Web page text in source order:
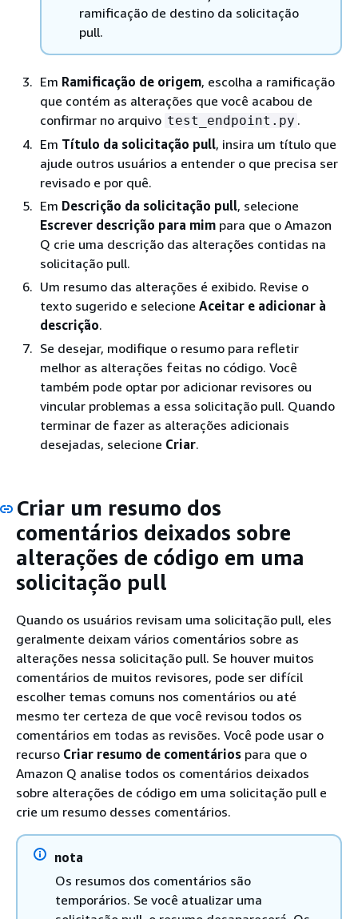
ramificação de destino da solicitação
pull.
Em Ramificação de origem, escolha a ramificação
que contém as alterações que você acabou de
confirmar no arquivo test_endpoint.py .
Em Título da solicitação pull, insira um título que
ajude outros usuários a entender o que precisa ser
revisado e por quê.
Em Descrição da solicitação pull, selecione
Escrever descrição para mim para que o Amazon
Q crie uma descrição das alterações contidas na
solicitação pull.
Um resumo das alterações é exibido. Revise o
texto sugerido e selecione Aceitar e adicionar à
descrição.
Se desejar, modifique o resumo para refletir
melhor as alterações feitas no código. Você
também pode optar por adicionar revisores ou
vincular problemas a essa solicitação pull. Quando
terminar de fazer as alterações adicionais
desejadas, selecione Criar.
Criar um resumo dos
comentários deixados sobre
alterações de código em uma
solicitação pull
Quando os usuários revisam uma solicitação pull, eles
geralmente deixam vários comentários sobre as
alterações nessa solicitação pull. Se houver muitos
comentários de muitos revisores, pode ser difícil
escolher temas comuns nos comentários ou até
mesmo ter certeza de que você revisou todos os
comentários em todas as revisões. Você pode usar o
recurso Criar resumo de comentários para que o
Amazon Q analise todos os comentários deixados
sobre alterações de código em uma solicitação pull e
crie um resumo desses comentários.
nota
Os resumos dos comentários são
temporários. Se você atualizar uma